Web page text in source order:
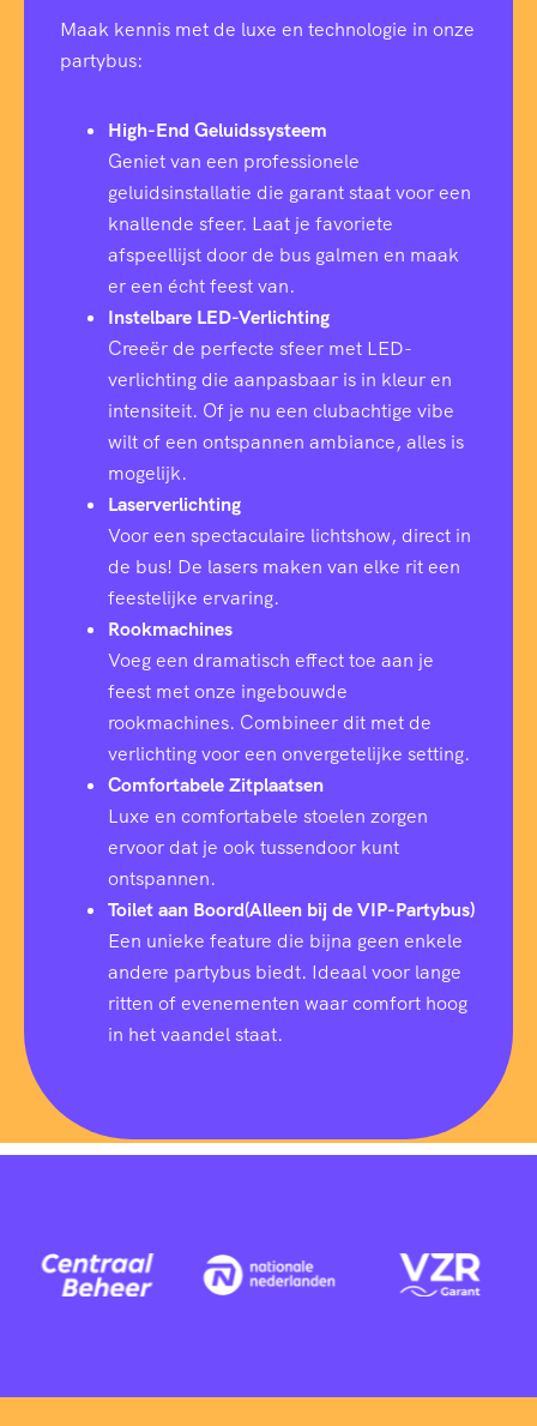
Maak kennis met de luxe en technologie in onze
partybus:
High-End Geluidssysteem
Geniet van een professionele
geluidsinstallatie die garant staat voor een
knallende sfeer. Laat je favoriete
afspeellijst door de bus galmen en maak
er een écht feest van.
Instelbare LED-Verlichting
Creeër de perfecte sfeer met LED-
verlichting die aanpasbaar is in kleur en
intensiteit. Of je nu een clubachtige vibe
wilt of een ontspannen ambiance, alles is
mogelijk.
Laserverlichting
Voor een spectaculaire lichtshow, direct in
de bus! De lasers maken van elke rit een
feestelijke ervaring.
Rookmachines
Voeg een dramatisch effect toe aan je
feest met onze ingebouwde
rookmachines. Combineer dit met de
verlichting voor een onvergetelijke setting.
Comfortabele Zitplaatsen
Luxe en comfortabele stoelen zorgen
ervoor dat je ook tussendoor kunt
ontspannen.
Toilet aan Boord(Alleen bij de VIP-Partybus)
Een unieke feature die bijna geen enkele
andere partybus biedt. Ideaal voor lange
ritten of evenementen waar comfort hoog
in het vaandel staat.